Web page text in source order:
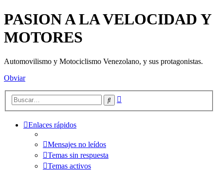
PASION A LA VELOCIDAD Y
MOTORES
Automovilismo y Motociclismo Venezolano, y sus protagonistas.
Obviar
Buscar
Enlaces rápidos
Mensajes no leídos
Temas sin respuesta
Temas activos